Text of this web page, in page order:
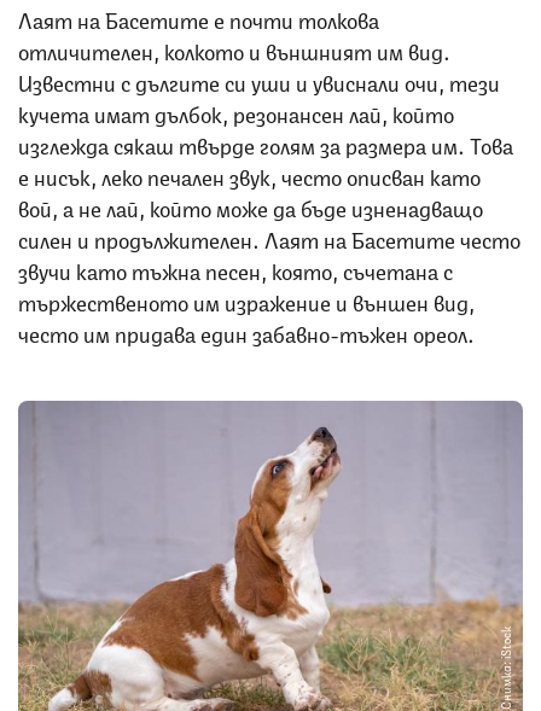
Лаят на Басетите е почти толкова
отличителен, колкото и външният им вид.
Известни с дългите си уши и увиснали очи, тези
кучета имат дълбок, резонансен лай, който
изглежда сякаш твърде голям за размера им. Това
е нисък, леко печален звук, често описван като
вой, а не лай, който може да бъде изненадващо
силен и продължителен. Лаят на Басетите често
звучи като тъжна песен, която, съчетана с
тържественото им изражение и външен вид,
често им придава един забавно-тъжен ореол.
Снимка: iStock